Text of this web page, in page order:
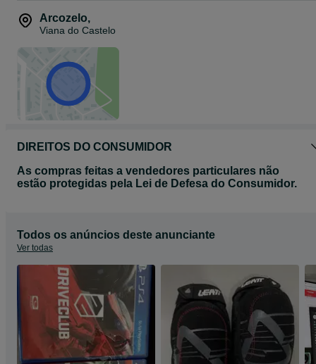
Arcozelo,
Viana do Castelo
DIREITOS DO CONSUMIDOR
As compras feitas a vendedores particulares não
estão protegidas pela Lei de Defesa do Consumidor.
Todos os anúncios deste anunciante
Ver todas